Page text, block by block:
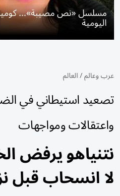
مسلسل «نص مصيبة»...
اليومية
عرب وعالم/العالم
تصعيد استيطاني في
واعتقالات ومواجهات
نتنياهو يرفض
لا انسحاب قبل